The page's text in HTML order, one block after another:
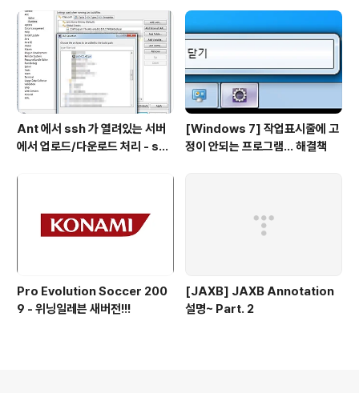
Ant 에서 ssh 가 열려있는 서버
에서 업로드/다운로드 처리 - scp
[Windows 7] 작업표시줄에 고
정이 안되는 프로그램... 해결책
Pro Evolution Soccer 200
9 - 위닝일레븐 새버전!!!
[JAXB] JAXB Annotation
설명~ Part. 2